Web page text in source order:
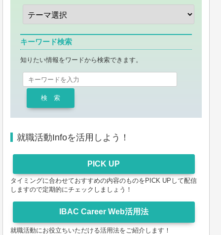
キーワード検索
知りたい情報をワードから検索できます。
就職活動Infoを活用しよう！
タイミングに合わせておすすめの内容のものをPICK UPして配信
しますので定期的にチェックしましょう！
就職活動にお役立ちいただける活用法をご紹介します！